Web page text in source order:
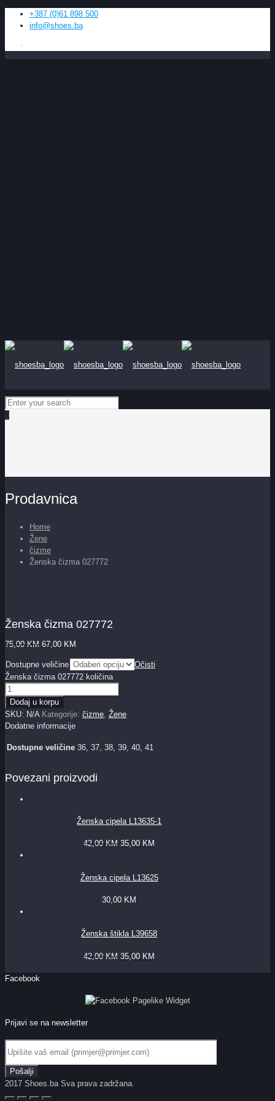
+387 (0)61 898 500
info@shoes.ba
0
Prodavnica
Home
Žene
čizme
Ženska čizma 027772
Ženska čizma 027772
75,00 KM 67,00 KM
Dostupne veličine
Očisti
Ženska čizma 027772 količina
Dodaj u korpu
SKU: N/A Kategorije: čizme, Žene
Dodatne informacije
Dostupne veličine 36, 37, 38, 39, 40, 41
Povezani proizvodi
Ženska cipela L13635-1
42,00 KM 35,00 KM
Ženska cipela L13625
30,00 KM
Ženska štikla L39658
42,00 KM 35,00 KM
Facebook
Prijavi se na newsletter
2017 Shoes.ba Sva prava zadržana.